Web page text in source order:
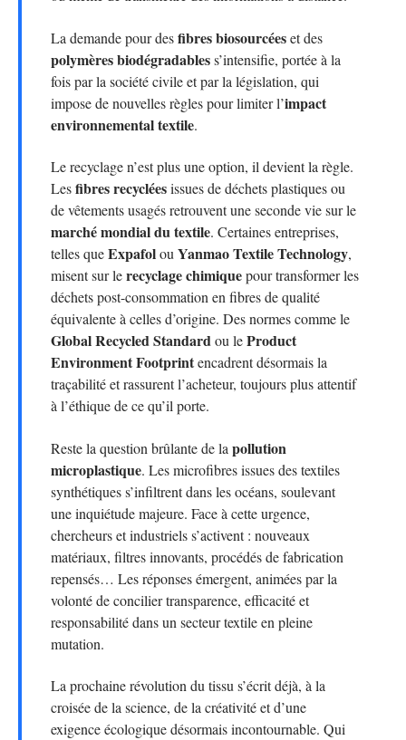
La demande pour desfibres biosourcéeset des
polymères biodégradabless’intensifie, portée à la
fois par la société civile et par la législation, qui
impose de nouvelles règles pour limiter l’impact
environnemental textile.
Le recyclage n’est plus une option, il devient la règle.
Lesfibres recycléesissues de déchets plastiques ou
de vêtements usagés retrouvent une seconde vie sur le
marché mondial du textile. Certaines entreprises,
telles queExpafolou Yanmao Textile Technology,
misent sur lerecyclage chimiquepour transformer les
déchets post-consommation en fibres de qualité
équivalente à celles d’origine. Des normes comme le
Global Recycled Standardou leProduct
Environment Footprintencadrent désormais la
traçabilité et rassurent l’acheteur, toujours plus attentif
à l’éthique de ce qu’il porte.
Reste la question brûlante de la pollution
microplastique. Les microfibres issues des textiles
synthétiques s’infiltrent dans les océans, soulevant
une inquiétude majeure. Face à cette urgence,
chercheurs et industriels s’activent : nouveaux
matériaux, filtres innovants, procédés de fabrication
repensés… Les réponses émergent, animées par la
volonté de concilier transparence, efficacité et
responsabilité dans un secteur textile en pleine
mutation.
La prochaine révolution du tissu s’écrit déjà, à la
croisée de la science, de la créativité et d’une
exigence écologique désormais incontournable. Qui